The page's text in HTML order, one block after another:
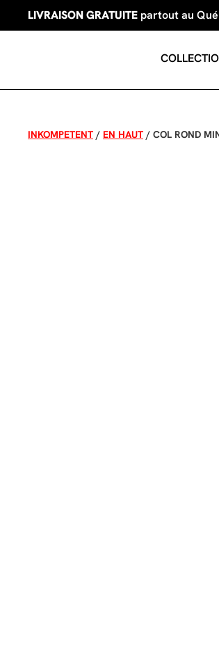
LIVRAISON GRATUITE partout au
INKOMPETENT / EN HAUT / COL ROND